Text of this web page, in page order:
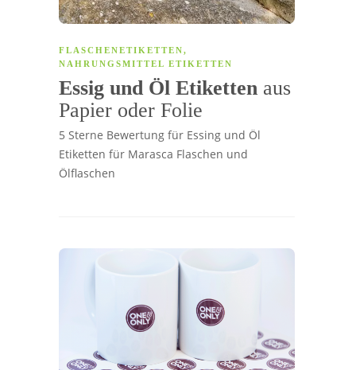
FLASCHENETIKETTEN,
NAHRUNGSMITTEL ETIKETTEN
Essig und Öl Etiketten aus
Papier oder Folie
5 Sterne Bewertung für Essing und Öl
Etiketten für Marasca Flaschen und
Ölflaschen